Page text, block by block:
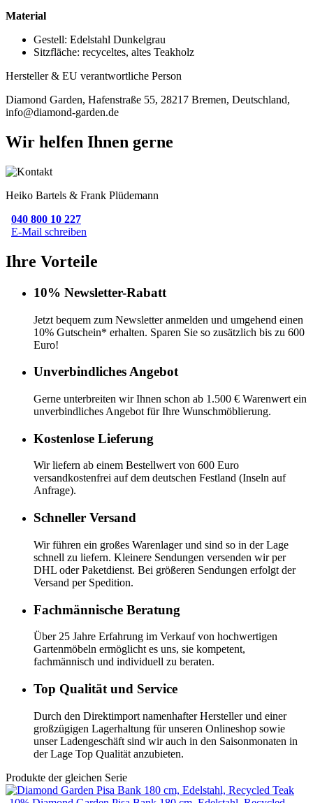
Material
Gestell: Edelstahl Dunkelgrau
Sitzfläche: recyceltes, altes Teakholz
Hersteller & EU verantwortliche Person
Diamond Garden, Hafenstraße 55, 28217 Bremen, Deutschland,
info@diamond-garden.de
Wir helfen Ihnen gerne
Heiko Bartels & Frank Plüdemann
040 800 10 227
E-Mail schreiben
Ihre Vorteile
10% Newsletter-Rabatt
Jetzt bequem zum Newsletter anmelden und umgehend einen
10% Gutschein* erhalten. Sparen Sie so zusätzlich bis zu 600
Euro!
Unverbindliches Angebot
Gerne unterbreiten wir Ihnen schon ab 1.500 € Warenwert ein
unverbindliches Angebot für Ihre Wunschmöblierung.
Kostenlose Lieferung
Wir liefern ab einem Bestellwert von 600 Euro
versandkostenfrei auf dem deutschen Festland (Inseln auf
Anfrage).
Schneller Versand
Wir führen ein großes Warenlager und sind so in der Lage
schnell zu liefern. Kleinere Sendungen versenden wir per
DHL oder Paketdienst. Bei größeren Sendungen erfolgt der
Versand per Spedition.
Fachmännische Beratung
Über 25 Jahre Erfahrung im Verkauf von hochwertigen
Gartenmöbeln ermöglicht es uns, sie kompetent,
fachmännisch und individuell zu beraten.
Top Qualität und Service
Durch den Direktimport namenhafter Hersteller und einer
großzügigen Lagerhaltung für unseren Onlineshop sowie
unser Ladengeschäft sind wir auch in den Saisonmonaten in
der Lage Top Qualität anzubieten.
Produkte der gleichen Serie